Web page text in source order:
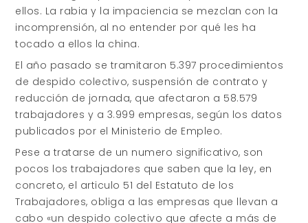
ellos. La rabia y la impaciencia se mezclan con la
incomprensión, al no entender por qué les ha
tocado a ellos la china.
El año pasado se tramitaron 5.397 procedimientos
de despido colectivo, suspensión de contrato y
reducción de jornada, que afectaron a 58.579
trabajadores y a 3.999 empresas, según los datos
publicados por el Ministerio de Empleo.
Pese a tratarse de un numero significativo, son
pocos los trabajadores que saben que la ley, en
concreto, el articulo 51 del Estatuto de los
Trabajadores, obliga a las empresas que llevan a
cabo «un despido colectivo que afecte a más de